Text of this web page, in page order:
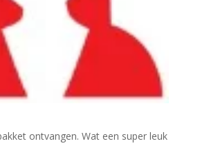
ontvangen. Wat een super leuk